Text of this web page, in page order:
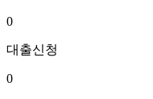
0
대출신청
0